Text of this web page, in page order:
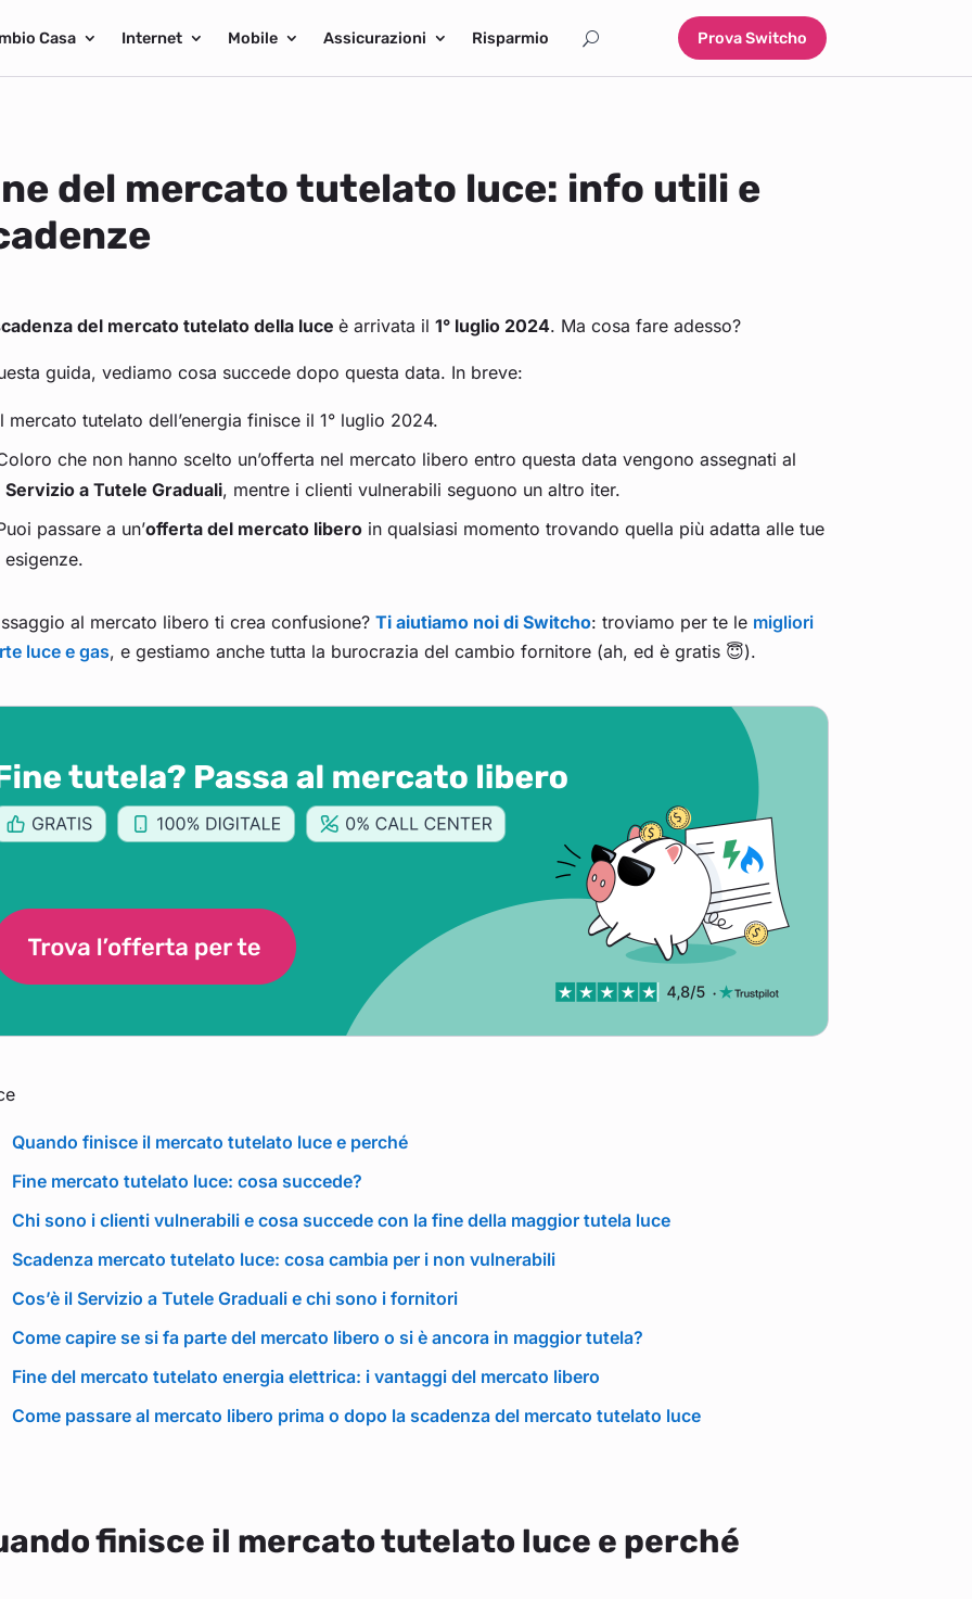
Casa Internet Mobile Assicurazioni Risparmio Prova Switcho
del mercato tutelato luce: info utili e
del mercato tutelato della luce è arrivata il 1° luglio 2024. Ma cosa fare adesso?
guida, vediamo cosa succede dopo questa data. In breve:
mercato tutelato dell’energia finisce il 1° luglio 2024.
che non hanno scelto un’offerta nel mercato libero entro questa data vengono assegnati al
Servizio a Tutele Graduali, mentre i clienti vulnerabili seguono un altro iter.
passare a un’offerta del mercato libero in qualsiasi momento trovando quella più adatta alle tue
esigenze.
al mercato libero ti crea confusione? Ti aiutiamo noi di Switcho: troviamo per te le migliori
luce e gas, e gestiamo anche tutta la burocrazia del cambio fornitore (ah, ed è gratis 😇).
Quando finisce il mercato tutelato luce e perché
Fine mercato tutelato luce: cosa succede?
Chi sono i clienti vulnerabili e cosa succede con la fine della maggior tutela luce
Scadenza mercato tutelato luce: cosa cambia per i non vulnerabili
Cos’è il Servizio a Tutele Graduali e chi sono i fornitori
Come capire se si fa parte del mercato libero o si è ancora in maggior tutela?
Fine del mercato tutelato energia elettrica: i vantaggi del mercato libero
Come passare al mercato libero prima o dopo la scadenza del mercato tutelato luce
finisce il mercato tutelato luce e perché